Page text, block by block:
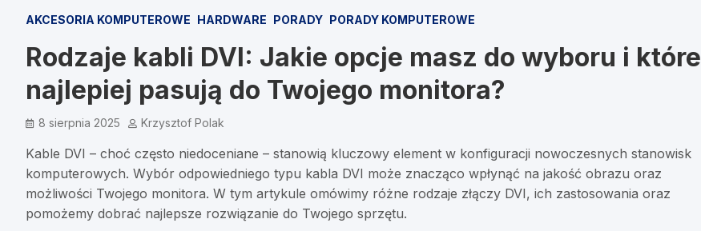
AKCESORIA KOMPUTEROWE HARDWARE PORADY PORADY KOMPUTEROWE
Rodzaje kabli DVI: Jakie opcje masz do wyboru i które
najlepiej pasują do Twojego monitora?
8 sierpnia 2025 Krzysztof Polak
Kable DVI – choć często niedoceniane – stanowią kluczowy element w konfiguracji nowoczesnych stanowisk
komputerowych. Wybór odpowiedniego typu kabla DVI może znacząco wpłynąć na jakość obrazu oraz
możliwości Twojego monitora. W tym artykule omówimy różne rodzaje złączy DVI, ich zastosowania oraz
pomożemy dobrać najlepsze rozwiązanie do Twojego sprzętu.